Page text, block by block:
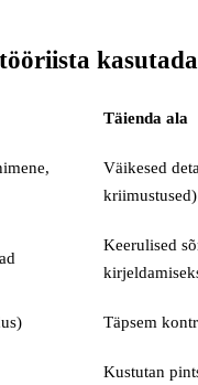
Täienda ala
Väikesed
kriimustused)
Keerulised
Täpsem
Kustutan